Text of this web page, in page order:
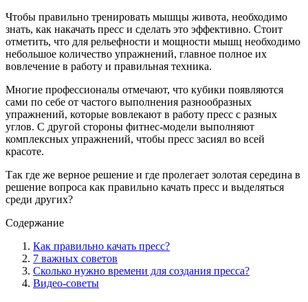
Чтобы правильно тренировать мышцы живота, необходимо
знать, как накачать пресс и сделать это эффективно. Стоит
отметить, что для рельефности и мощности мышц необходимо
небольшое количество упражнений, главное полное их
вовлечение в работу и правильная техника.
Многие профессионалы отмечают, что кубики появляются
сами по себе от частого выполнения разнообразных
упражнений, которые вовлекают в работу пресс с разных
углов. С другой стороны фитнес-модели выполняют
комплексных упражнений, чтобы пресс засиял во всей
красоте.
Так где же верное решение и где пролегает золотая середина в
решение вопроса как правильно качать пресс и выделяться
среди других?
Содержание
Как правильно качать пресс?
7 важных советов
Сколько нужно времени для создания пресса?
Видео-советы